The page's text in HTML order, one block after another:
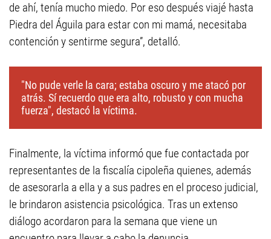
de ahí, tenía mucho miedo. Por eso después viajé hasta
Piedra del Águila para estar con mi mamá, necesitaba
contención y sentirme segura”, detalló.
"No pude verle la cara; estaba oscuro y me atacó por
atrás. Sí recuerdo que era alto, robusto y con mucha
fuerza", destacó la víctima.
Finalmente, la víctima informó que fue contactada por
representantes de la fiscalía cipoleña quienes, además
de asesorarla a ella y a sus padres en el proceso judicial,
le brindaron asistencia psicológica. Tras un extenso
diálogo acordaron para la semana que viene un